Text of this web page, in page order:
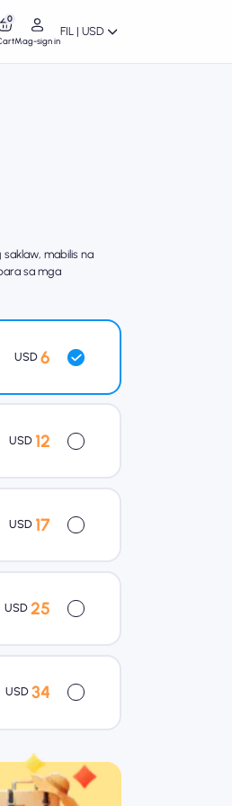
0
Mag-sign in
FIL | USD
mabilis na
sa mga
USD 6
USD 12
USD 17
USD 25
USD 34